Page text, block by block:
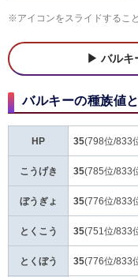
※アイコンをスライドするこ
バルキ
バルキーの種族値
HP 35(798位/833
こうげき 35(785位/833
ぼうぎょ 35(776位/833
とくこう 35(751位/833
とくぼう 35(776位/833